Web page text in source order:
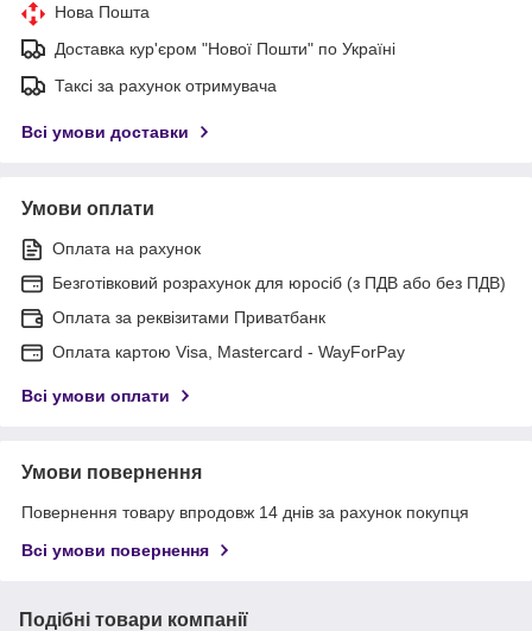
Нова Пошта
Доставка кур'єром "Нової Пошти" по Україні
Таксі за рахунок отримувача
Всі умови доставки
Умови оплати
Оплата на рахунок
Безготівковий розрахунок для юросіб (з ПДВ або без ПДВ)
Оплата за реквізитами Приватбанк
Оплата картою Visa, Mastercard - WayForPay
Всі умови оплати
Умови повернення
Повернення товару впродовж 14 днів за рахунок покупця
Всі умови повернення
Подібні товари компанії